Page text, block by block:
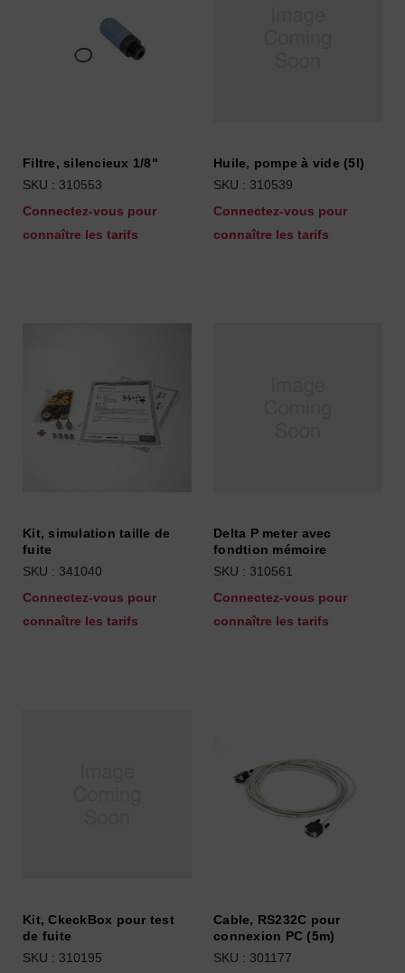
Filtre, silencieux 1/8"
SKU : 310553
Connectez-vous pour
connaître les tarifs
Huile, pompe à vide (5l)
SKU : 310539
Connectez-vous pour
connaître les tarifs
Kit, simulation taille de
fuite
SKU : 341040
Connectez-vous pour
connaître les tarifs
Delta P meter avec
fondtion mémoire
SKU : 310561
Connectez-vous pour
connaître les tarifs
Kit, CkeckBox pour test
de fuite
SKU : 310195
Cable, RS232C pour
connexion PC (5m)
SKU : 301177